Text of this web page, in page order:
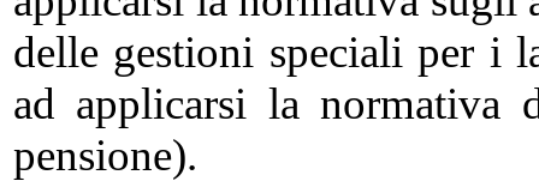
delle gestioni speciali per i
ad applicarsi la normativa
pensione).